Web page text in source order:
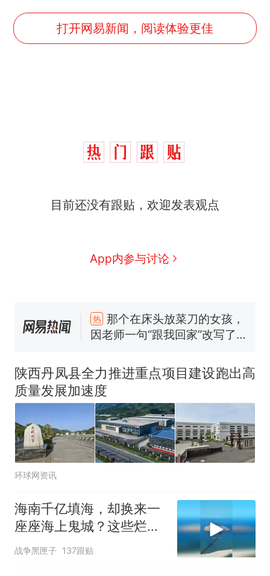
打开网易新闻，阅读体验更佳
目前还没有跟贴，欢迎发表观点
App内参与讨论
人生
新
制裁瓜子饺子，美国怕什
么？
号，仅凭视频评出？中国烹饪
协会回应
男子上山采菌偶然发现鸡枞菌
窝，原地守1天等它长大：挖了
140多朵
美国渔民钓获鲨鱼徒手将其拽
回大海 目击者直呼震惊 （视频
来源：参考消息）
女子开一天一夜空调后二氧化
碳中毒
因老师一句“跟我回家”改写了
人生
陕西丹凤县全力推进重点项目建设跑出高
质量发展加速度
环球网资讯
海南千亿填海，却换来一
座座海上鬼城？这些烂摊
子未来该何去何从
战争黑匣子 137跟贴